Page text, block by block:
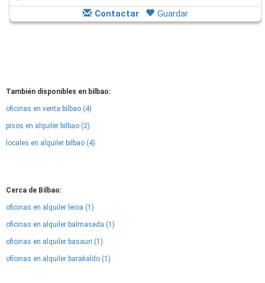
Contactar Guardar
También disponibles en bilbao:
oficinas en venta bilbao (4)
pisos en alquiler bilbao (2)
locales en alquiler bilbao (4)
Cerca de Bilbao:
oficinas en alquiler leioa (1)
oficinas en alquiler balmaseda (1)
oficinas en alquiler basauri (1)
oficinas en alquiler barakaldo (1)